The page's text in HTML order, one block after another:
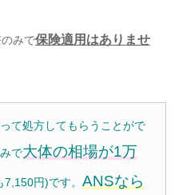
みで保険適用はありませ
て処方してもらうことがで
で大体の相場が1万
円)です。 ANSなら